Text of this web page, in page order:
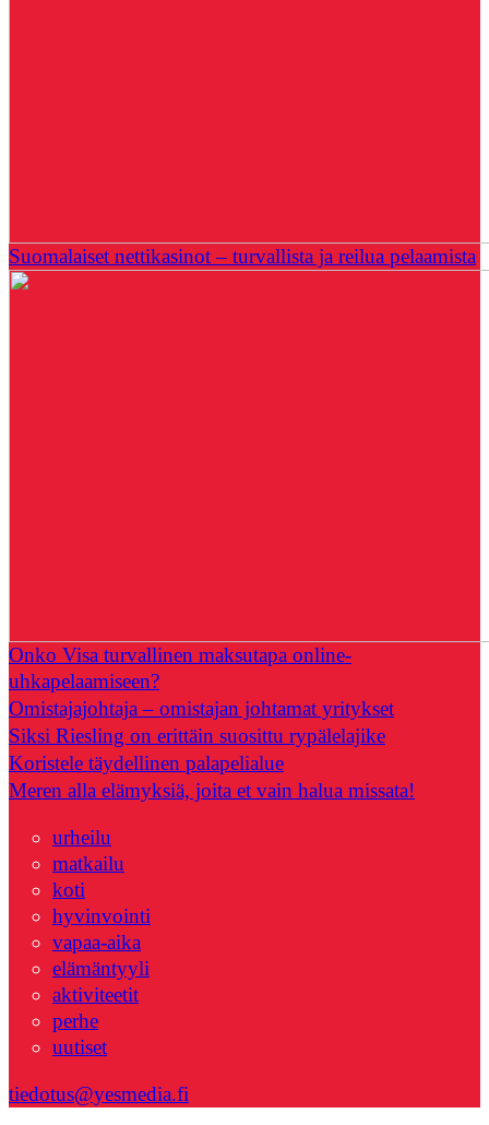
Suomalaiset nettikasinot – turvallista ja reilua pelaamista
Onko Visa turvallinen maksutapa online-
uhkapelaamiseen?
Omistajajohtaja – omistajan johtamat yritykset
Siksi Riesling on erittäin suosittu rypälelajike
Koristele täydellinen palapelialue
Meren alla elämyksiä, joita et vain halua missata!
urheilu
matkailu
koti
hyvinvointi
vapaa-aika
elämäntyyli
aktiviteetit
perhe
uutiset
tiedotus@yesmedia.fi